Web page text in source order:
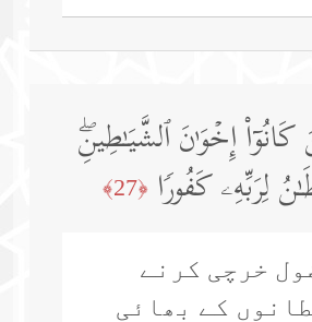
كَانُوۤا۟ إِخۡوَ ٰ⁠نَ ٱلشَّیَـٰطِینِۖ
لِرَبِّهِۦ كَفُورࣰا ﴿27﴾
خرچی کرنے
کے بھائی